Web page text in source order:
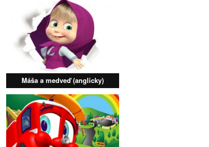
Máša a medveď (anglicky)